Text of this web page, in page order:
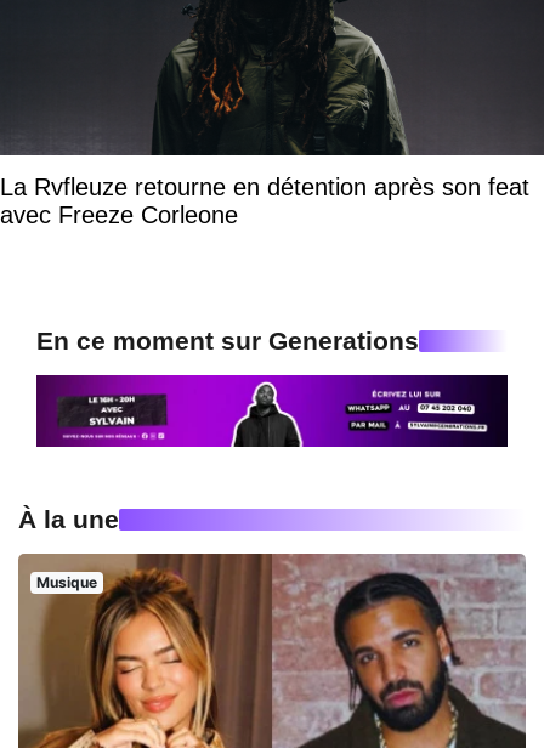
La Rvfleuze retourne en détention après son feat
avec Freeze Corleone
En ce moment sur Generations
À la une
Musique